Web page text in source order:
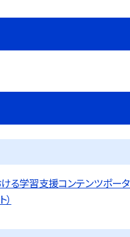
る学習支援コンテンツポータ